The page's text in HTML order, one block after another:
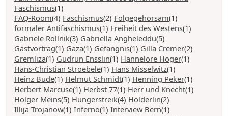
Faschismus(1)
FAQ-Room(4) Faschismus(2) Folgegehorsam(1)
formaler Antifaschismus(1) Freiheit des Westens(1)
Gabriele Rollnik(3) Gabriella Angheleddu(5)
Gastvortrag(1) Gaza(1) Gefängnis(1) Gilla Cremer(2)
Gremliza(1) Gudrun Ensslin(1) Hannelore Hoger(1)
Hans-Christian Stroebele(1) Hans Misselwitz(1)
Heinz Bude(1) Helmut Schmidt(1) Henning Peker(1)
Herbert Marcuse(1) Herbst 77(1) Herr und Knecht(1)
Holger Meins(5) Hungerstreik(4) Hölderlin(2)
Illija Trojanow(1) Inferno(1) Interview Bern(1)